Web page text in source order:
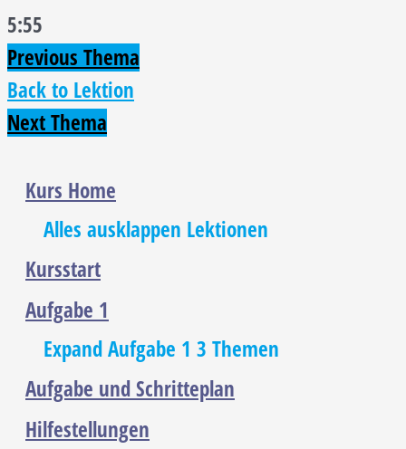
Kurs Home
Alles ausklappen Lektionen
Kursstart
Aufgabe 1
ExpandAufgabe 1 3 Themen
Aufgabe und Schritteplan
Hilfestellungen
5:55
Previous Thema
Back to Lektion
Next Thema